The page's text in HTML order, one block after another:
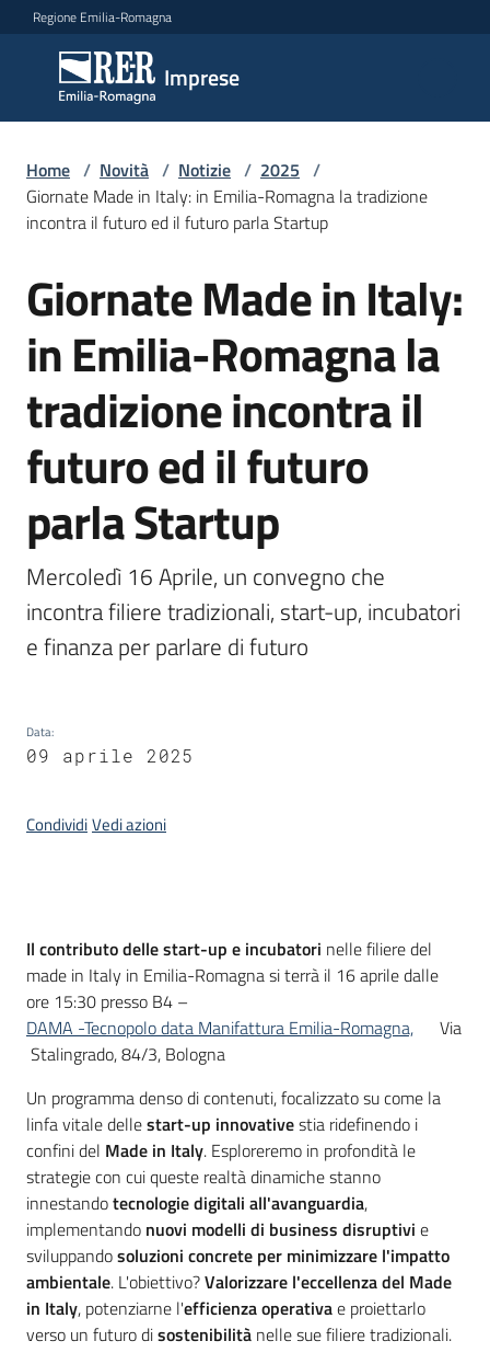
Vai al contenuto
Vai alla navigazione
Vai al footer
Regione Emilia-Romagna
Imprese
Imprese
Argomenti
Servizi
Leggi
Atti
Bandi
Piani
Programmi
Progetti
Newsletter
Home / Novità / Notizie / 2025 /
Giornate Made in Italy: in Emilia-Romagna la tradizione
incontra il futuro ed il futuro parla Startup
Salta al contenuto
Giornate Made in Italy:
in Emilia-Romagna la
tradizione incontra il
futuro ed il futuro
parla Startup
Mercoledì 16 Aprile, un convegno che
incontra filiere tradizionali, start-up, incubatori
e finanza per parlare di futuro
Data:
09 aprile 2025
CondividiVedi azioni
Introduzione
Il contributo delle start-up e incubatori nelle filiere del
made in Italy in Emilia-Romagna si terrà il 16 aprile dalle
ore 15:30 presso B4 –
DAMA -Tecnopolo data Manifattura Emilia-Romagna,
Via
Stalingrado, 84/3, Bologna
Un programma denso di contenuti, focalizzato su come la
linfa vitale dellestart-up innovativestia ridefinendo i
confini del Made in Italy. Esploreremo in profondità le
strategie con cui queste realtà dinamiche stanno
innestandotecnologie digitali all'avanguardia,
implementando nuovi modelli di business disruptivi e
sviluppandosoluzioni concrete per minimizzare l'impatto
ambientale. L'obiettivo?Valorizzare l'eccellenza del Made
in Italy, potenziarne l'efficienza operativae proiettarlo
verso un futuro disostenibilità nelle sue filiere tradizionali.